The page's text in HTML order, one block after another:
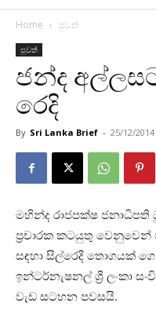
Home පුවත්
පුවත්
ජන්ද
රෙදි
By Sri Lanka Brief - 25/12/2014
මහින්ද රාජපක්ෂ
ප්‍රචාරක කටයුතු වෙනුවෙන්
සඳහා සිල්රෙදි තොගයක්
ඉන්ටර්නැෂනල් ශ්‍රී ලංකා
වැඩ සටහන පවසයි.